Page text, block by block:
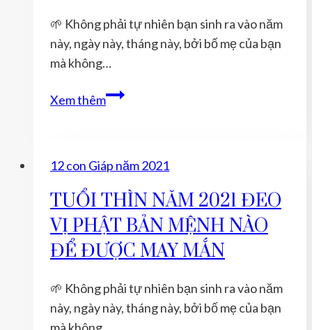
🌱 Không phải tự nhiên bạn sinh ra vào năm
này, ngày này, tháng này, bởi bố mẹ của bạn
mà không…
Xem thêmTUỔI
ĐEO
VỊ
PHẬT
BẢN
MỆNH
ĐỂ
ĐƯỢC
12 con Giáp năm 2021
TUỔI THÌN NĂM 2021 ĐEO
VỊ PHẬT BẢN MỆNH NÀO
ĐỂ ĐƯỢC MAY MẮN
🌱 Không phải tự nhiên bạn sinh ra vào năm
này, ngày này, tháng này, bởi bố mẹ của bạn